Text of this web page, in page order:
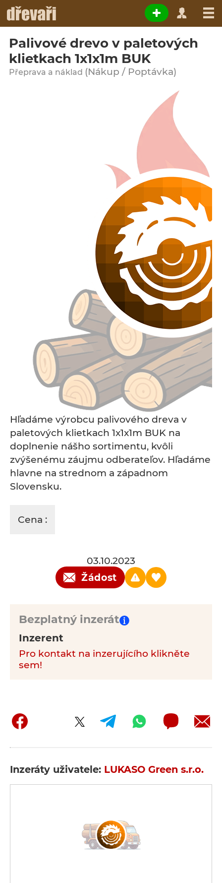
Palivové drevo v paletových
klietkach 1x1x1m BUK
Přeprava a náklad (Nákup / Poptávka)
Hľadáme výrobcu palivového dreva v
paletových klietkach 1x1x1m BUK na
doplnenie nášho sortimentu, kvôli
zvýšenému záujmu odberateľov. Hľadáme
hlavne na strednom a západnom
Slovensku.
Cena :
03.10.2023
Žádost
Bezplatný inzerát
Inzerent
Pro kontakt na inzerujícího klikněte
sem!
Inzeráty uživatele: LUKASO Green s.r.o.